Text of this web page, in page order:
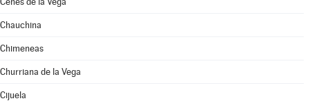
Chauchina
Chimeneas
Churriana de la Vega
Cijuela